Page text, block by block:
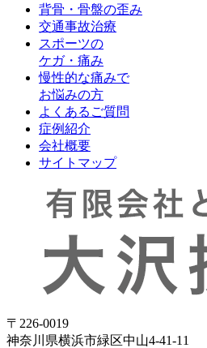
背骨・骨盤の歪み
交通事故治療
スポーツの
ケガ・痛み
慢性的な痛みで
お悩みの方
よくあるご質問
症例紹介
会社概要
サイトマップ
〒226-0019
神奈川県横浜市緑区中山4-41-11